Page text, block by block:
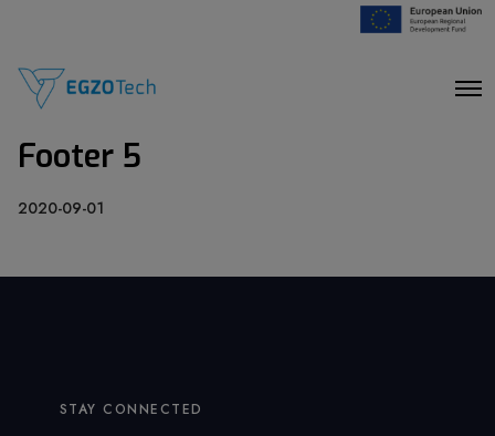
O
Footer 5
2020-09-01
STAY CONNECTED